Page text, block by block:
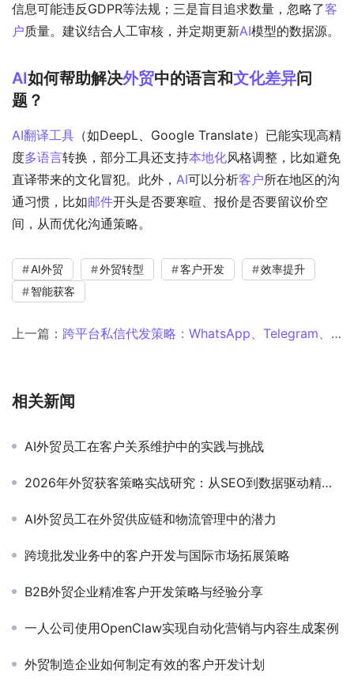
信息可能违反GDPR等法规；三是盲目追求数量，忽略了客
户质量。建议结合人工审核，并定期更新AI模型的数据源。
AI如何帮助解决外贸中的语言和文化差异问
题？
AI翻译工具 （如DeepL、Google Translate）已能实现高精
度多语言转换，部分工具还支持本地化风格调整，比如避免
直译带来的文化冒犯。此外， AI可以分析客户所在地区的沟
通习惯，比如邮件开头是否要寒暄、报价是否要留议价空
间，从而优化沟通策略。
AI外贸 外贸转型 客户开发
效率提升
智能获客
上一篇： 跨平台私信代发策略：WhatsApp、Telegram、Facebook与Instagram的单向与双向批量触达效果研究
相关新闻
AI外贸员工在客户关系维护中的实践与挑战
2026年外贸获客策略实战研究：从SEO到数据驱动精准开发客户
AI外贸员工在外贸供应链和物流管理中的潜力
跨境批发业务中的客户开发与国际市场拓展策略
B2B外贸企业精准客户开发策略与经验分享
一人公司使用OpenClaw实现自动化营销与内容生成案例
外贸制造企业如何制定有效的客户开发计划